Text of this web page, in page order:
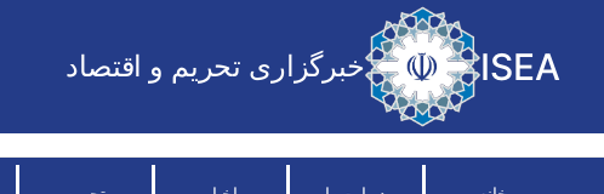
ISEA خبرگزاری تحریم و اقتصاد